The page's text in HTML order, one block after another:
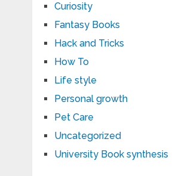
Curiosity
Fantasy Books
Hack and Tricks
How To
Life style
Personal growth
Pet Care
Uncategorized
University Book synthesis